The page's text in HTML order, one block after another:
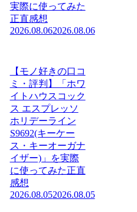
実際に使ってみた
正直感想
2026.08.062026.08.06
【モノ好きの口コ
ミ・評判】「ホワ
イトハウスコック
ス エスプレッソ
ホリデーライン
S9692(キーケー
ス・キーオーガナ
イザー)」を実際
に使ってみた正直
感想
2026.08.052026.08.05